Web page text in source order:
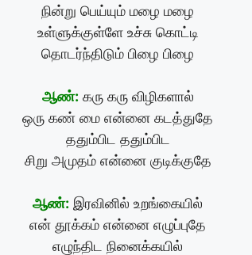
நின்று பெய்யும் மழை மழை
உள்ளுக்குள்ளே உச்சு கொட்டி
தொடர்ந்திடும் பிழை பிழை
ஆண்: கரு கரு விழிகளால்
ஒரு கண் மை என்னை கடத்துதே
ததும்பிட ததும்பிட
சிறு அமுதம் என்னை குடிக்குதே
ஆண்: இரவினில் உறங்கையில்
என் தூக்கம் என்னை எழுப்புதே
எழுந்திட நினைக்கயில்